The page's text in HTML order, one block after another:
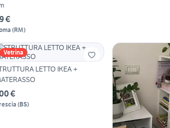
€
(RM)
Vetrina
LETTO IKEA +
€
(BS)